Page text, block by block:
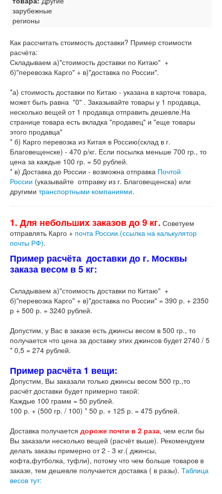
зарубежные
регионы
Как рассчитать стоимость доставки? Пример стоимости
расчёта:
Складываем а)"стоимость доставки по Китаю" +
б)"перевозка Карго" + в)"доставка по России".
*а) стоимость доставки по Китаю - указана в карточк товара,
может быть равна "0" . Заказывайте товары у 1 продавца,
несколько вещей от 1 продавца отправить дешевле.На
странице товара есть вкладка "продавец" и "еще товары
этого продавца"
* б) Карго перевозка из Китая в Россию(склад в г.
Благовещенске) - 470 р/кг. Если посылка меньше 700 гр., то
цена за каждые 100 гр. = 50 рублей.
* в) Доставка до России - возможна отправка Почтой
России (указывайте отправку из г. Благовещенска) или
другими транспортными компаниями.
1. Для небольших заказов до 9 кг. Советуем
отправлять Карго + почта России.(ссылка на калькулятор
почты РФ).
Пример расчёта доставки до г. Москвы
заказа весом в 5 кг:
Складываем а)"стоимость доставки по Китаю" +
б)"перевозка Карго" + в)"доставка по России" = 390 р. + 2350
р + 500 р. = 3240 рублей.
Допустим, у Вас в заказе есть джинсы весом в 500 гр., то
получается что цена за доставку этих джинсов будет 2740 / 5
* 0,5 = 274 рублей.
Пример расчёта 1 вещи:
Допустим, Вы заказали только джинсы весом 500 гр.,то
расчёт доставки будет примерно такой:
Каждые 100 грамм = 50 рублей.
100 р. + (500 гр. / 100) * 50 р. + 125 р. = 475 рублей.
Доставка получается дороже почти в 2 раза, чем если бы
Вы заказали несколько вещей (расчёт выше). Рекомендуем
делать заказы примерно от 2 - 3 кг.( джинсы,
кофта,футболка, туфли), потому что чем больше товаров в
заказе, тем дешевле получается доставка ( в разы). Таблица
весов тут: